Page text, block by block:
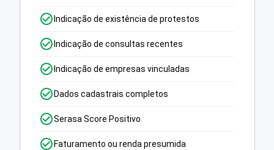
Indicação de existência de protestos
Indicação de consultas recentes
Indicação de empresas vinculadas
Dados cadastrais completos
Serasa Score Positivo
Faturamento ou renda presumida